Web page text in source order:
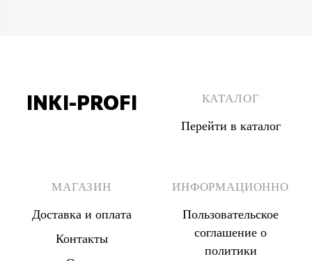
INKI-PROFI КАТАЛОГ
Перейти в каталог
МАГАЗИН
Доставка и оплата
Контакты
ИНФОРМАЦИОННО
Пользовательское
соглашение о
политики